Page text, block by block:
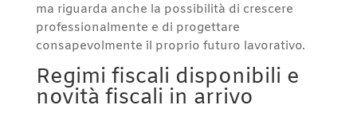
ma riguarda anche la possibilità di crescere
professionalmente e di progettare
consapevolmente il proprio futuro lavorativo.
Regimi fiscali disponibili e
novità fiscali in arrivo